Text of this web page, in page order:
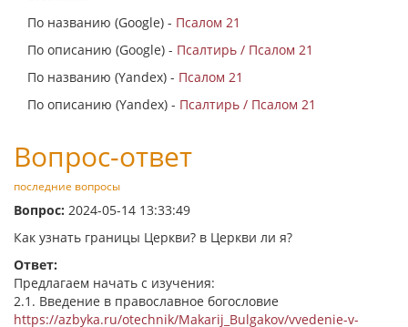
По названию (Google) - Псалом 21
По описанию (Google) - Псалтирь / Псалом 21
По названию (Yandex) - Псалом 21
По описанию (Yandex) - Псалтирь / Псалом 21
Вопрос-ответ
последние вопросы
Вопрос: 2024-05-14 13:33:49
Как узнать границы Церкви? в Церкви ли я?
Ответ:
Предлагаем начать с изучения:
2.1. Введение в православное богословие
https://azbyka.ru/otechnik/Makarij_Bulgakov/vvedenie-v-